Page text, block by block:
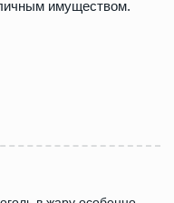
имуществом.